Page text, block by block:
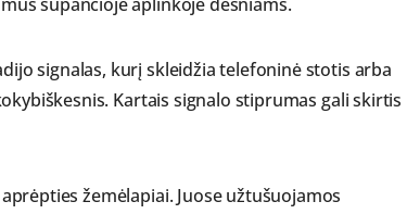
signalas, kurį skleidžia telefoninė stotis arba
Kartais signalo stiprumas gali skirtis
žemėlapiai. Juose užtušuojamos